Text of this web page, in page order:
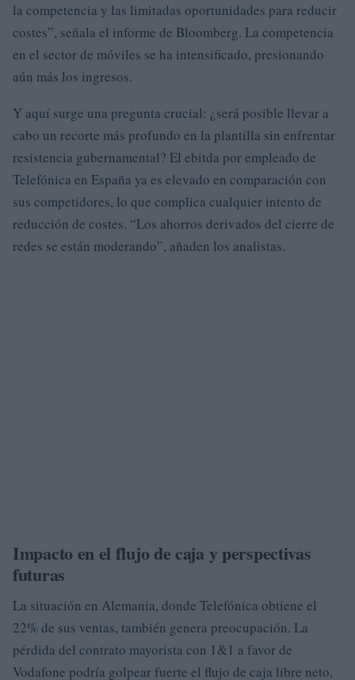
la competencia y las limitadas oportunidades para reducir
costes”, señala el informe de Bloomberg. La competencia
en el sector de móviles se ha intensificado, presionando
aún más los ingresos.
Y aquí surge una pregunta crucial: ¿será posible llevar a
cabo un recorte más profundo en la plantilla sin enfrentar
resistencia gubernamental? El ebitda por empleado de
Telefónica en España ya es elevado en comparación con
sus competidores, lo que complica cualquier intento de
reducción de costes. “Los ahorros derivados del cierre de
redes se están moderando”, añaden los analistas.
Impacto en el flujo de caja y perspectivas
futuras
La situación en Alemania, donde Telefónica obtiene el
22% de sus ventas, también genera preocupación. La
pérdida del contrato mayorista con 1&1 a favor de
Vodafone podría golpear fuerte el flujo de caja libre neto,